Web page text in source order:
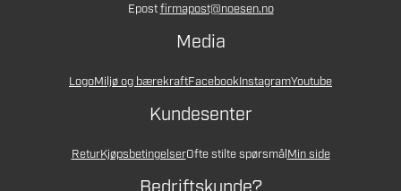
Epostfirmapost@noesen.no
Media
LogoMiljø og bærekraftFacebookInstagramYoutube
Kundesenter
ReturKjøpsbetingelserOfte stilte spørsmålMin side